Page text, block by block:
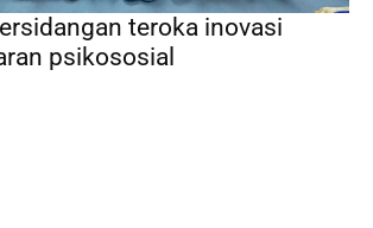
teroka inovasi
psikososial